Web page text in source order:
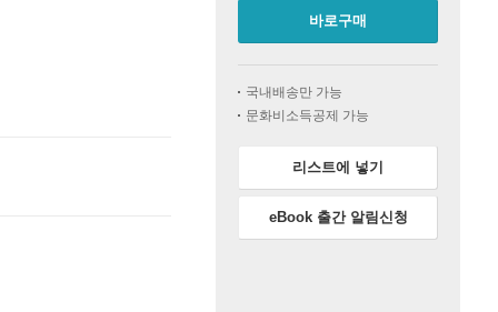
바로구매
국내배송만 가능
문화비소득공제 가능
리스트에 넣기
eBook 출간 알림신청